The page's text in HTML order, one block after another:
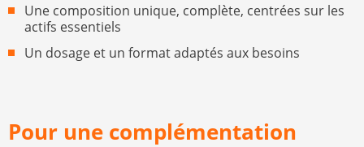
Une composition unique, complète, centrées sur les
actifs essentiels
Un dosage et un format adaptés aux besoins
Pour une complémentation